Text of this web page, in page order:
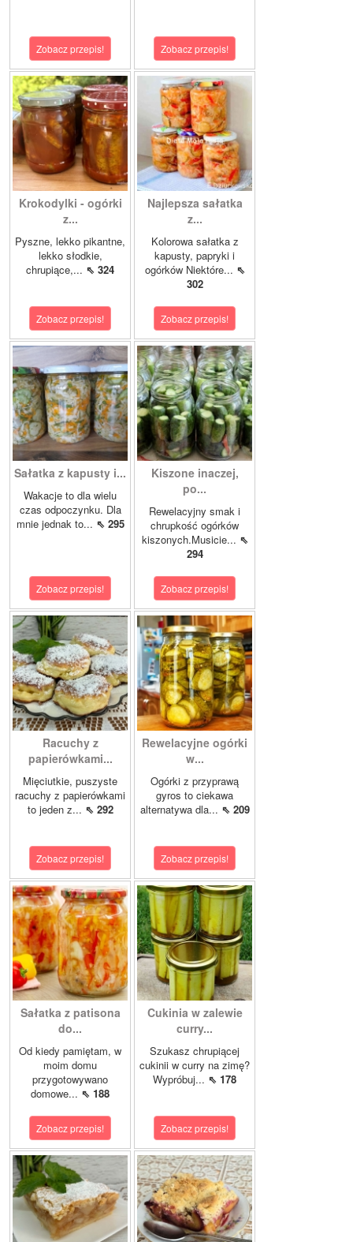
Zobacz przepis! Zobacz przepis!
Krokodylki - ogórki
z...
Pyszne, lekko pikantne,
lekko słodkie,
chrupiące,... ⇖ 324
Zobacz przepis!
Najlepsza sałatka
z...
Kolorowa sałatka z
kapusty, papryki i
ogórków Niektóre... ⇖
302
Zobacz przepis!
Sałatka z kapusty i...
Wakacje to dla wielu
czas odpoczynku. Dla
mnie jednak to... ⇖ 295
Zobacz przepis!
Kiszone inaczej,
po...
Rewelacyjny smak i
chrupkość ogórków
kiszonych.Musicie... ⇖
294
Zobacz przepis!
Racuchy z
papierówkami...
Mięciutkie, puszyste
racuchy z papierówkami
to jeden z... ⇖ 292
Zobacz przepis!
Rewelacyjne ogórki
w...
Ogórki z przyprawą
gyros to ciekawa
alternatywa dla... ⇖ 209
Zobacz przepis!
Sałatka z patisona
do...
Od kiedy pamiętam, w
moim domu
przygotowywano
domowe... ⇖ 188
Zobacz przepis!
Cukinia w zalewie
curry...
Szukasz chrupiącej
cukinii w curry na zimę?
Wypróbuj... ⇖ 178
Zobacz przepis!